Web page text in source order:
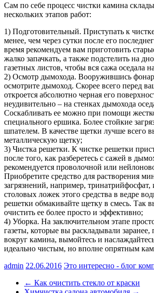
Сам по себе процесс чистки камина
нескольких этапов работ:
1) Подготовительный. Приступать к
менее, чем через сутки после его
время рекомендуем вам приготовить
жалко запачкать, а также подстелить на
газетных листов, чтобы вся сажа оседала
2) Осмотр дымохода. Вооружившись
осмотрите дымоход. Скорее всего перед
откроется абсолютно черная его
неудивительно – на стенках дымохода
Соскабливать ее можно при помощи
специального ершика. Более стойкие
шпателем. В качестве щетки лучше всего
металлическую щетку;
3) Чистка решетки. К чистке решетки
после того, как разберетесь с сажей в
рекомендуется проволочной или
Приобретите средство для растворения
загрязнений, например, тринатрийфосфат,
столовых ложек этого средства в ведре
решетки обмакивайте щетку в смесь. Так
очистить ее более просто и эффективно;
4) Уборка. На заключительном этапе
газеты, которые вы раскладывали заранее,
вокруг камина, вымойтесь и
идеально чистым, но вполне опрятным
admin 22.06.2016 Это интересно - блог
← Как очистить стекло от краски